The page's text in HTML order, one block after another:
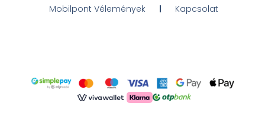
Mobilpont Vélemények
Kapcsolat